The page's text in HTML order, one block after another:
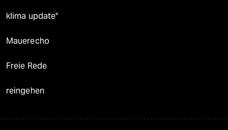
klima update°
Mauerecho
Freie Rede
reingehen